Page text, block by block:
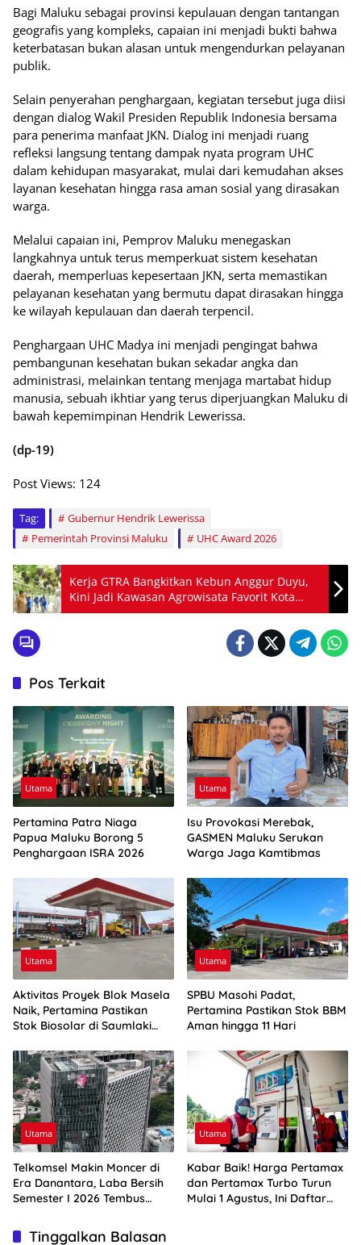
Bagi Maluku sebagai provinsi kepulauan dengan tantangan
geografis yang kompleks, capaian ini menjadi bukti bahwa
keterbatasan bukan alasan untuk mengendurkan pelayanan
publik.
Selain penyerahan penghargaan, kegiatan tersebut juga diisi
dengan dialog Wakil Presiden Republik Indonesia bersama
para penerima manfaat JKN. Dialog ini menjadi ruang
refleksi langsung tentang dampak nyata program UHC
dalam kehidupan masyarakat, mulai dari kemudahan akses
layanan kesehatan hingga rasa aman sosial yang dirasakan
warga.
Melalui capaian ini, Pemprov Maluku menegaskan
langkahnya untuk terus memperkuat sistem kesehatan
daerah, memperluas kepesertaan JKN, serta memastikan
pelayanan kesehatan yang bermutu dapat dirasakan hingga
ke wilayah kepulauan dan daerah terpencil.
Penghargaan UHC Madya ini menjadi pengingat bahwa
pembangunan kesehatan bukan sekadar angka dan
administrasi, melainkan tentang menjaga martabat hidup
manusia, sebuah ikhtiar yang terus diperjuangkan Maluku di
bawah kepemimpinan Hendrik Lewerissa.
(dp-19)
Post Views: 124
Tag:
Gubernur Hendrik Lewerissa
Pemerintah Provinsi Maluku
UHC Award 2026
Kerja GTRA Bangkitkan Kebun Anggur Duyu,
Kini Jadi Kawasan Agrowisata Favorit Kota
Palu
Pos Terkait
Utama
Pertamina Patra Niaga
Papua Maluku Borong 5
Penghargaan ISRA 2026
Utama
Isu Provokasi Merebak,
GASMEN Maluku Serukan
Warga Jaga Kamtibmas
Utama
Aktivitas Proyek Blok Masela
Naik, Pertamina Pastikan
Stok Biosolar di Saumlaki
Utama
SPBU Masohi Padat,
Pertamina Pastikan Stok BBM
Aman hingga 11 Hari
Utama
Telkomsel Makin Moncer di
Era Danantara, Laba Bersih
Semester I 2026 Tembus
Utama
Kabar Baik! Harga Pertamax
dan Pertamax Turbo Turun
Mulai 1 Agustus, Ini Daftar
Tinggalkan Balasan